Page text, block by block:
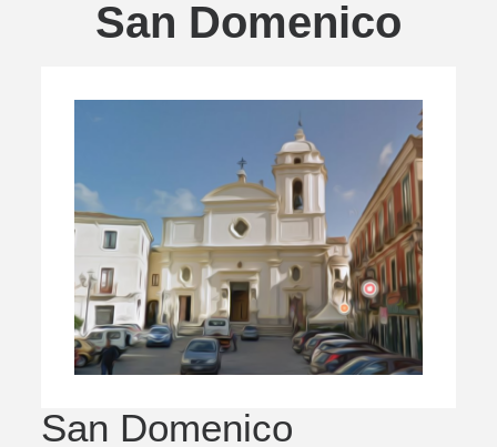
San Domenico
San Domenico